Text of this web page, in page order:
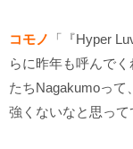
コモノ
「『Hyper
らに昨年も呼んで
たちNagakumoって
強くないなと思って